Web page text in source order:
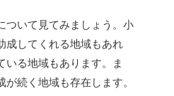
ついて見てみましょう。小
成してくれる地域もあれ
いる地域もあります。ま
続く地域も存在します。